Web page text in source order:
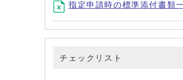
指定申請時の標準添付書類
チェックリスト